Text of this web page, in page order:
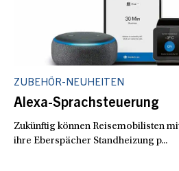
ZUBEHÖR-NEUHEITEN
Alexa-Sprachsteuerung
Zukünftig können Reisemobilisten
ihre Eberspächer Standheizung p...